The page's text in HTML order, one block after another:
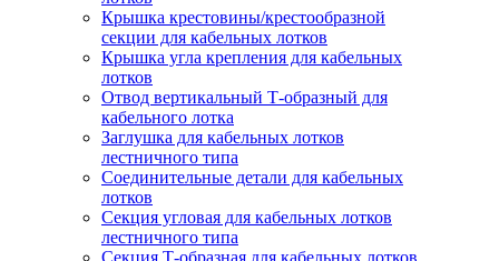
Крышка крестовины/крестообразной
секции для кабельных лотков
Крышка угла крепления для кабельных
лотков
Отвод вертикальный Т-образный для
кабельного лотка
Заглушка для кабельных лотков
лестничного типа
Соединительные детали для кабельных
лотков
Секция угловая для кабельных лотков
лестничного типа
Секция Т-образная для кабельных лотков